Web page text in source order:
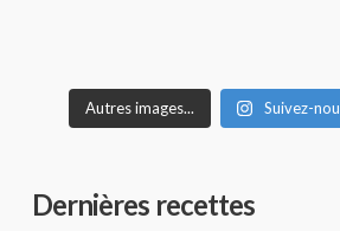
Autres images... Suivez-
Dernières recettes